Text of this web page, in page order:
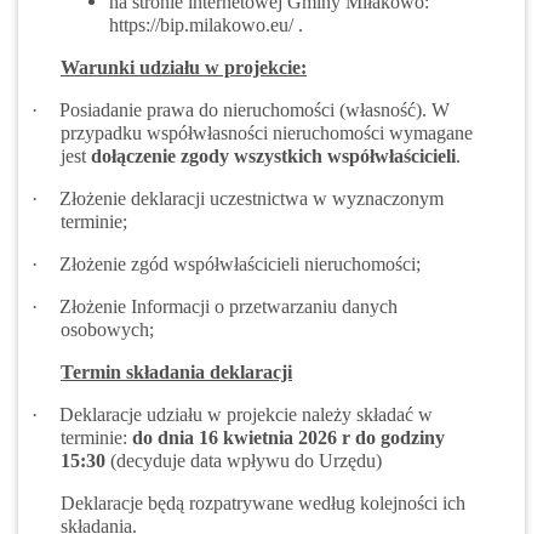
https://bip.milakowo.eu/ .
Warunki udziału w projekcie:
·
Posiadanie prawa do nieruchomości (własność). W
przypadku współwłasności nieruchomości wymagane
jest dołączenie zgody wszystkich współwłaścicieli.
·
Złożenie deklaracji uczestnictwa w wyznaczonym
terminie;
· Złożenie zgód współwłaścicieli nieruchomości;
·
Złożenie Informacji o przetwarzaniu danych
osobowych;
Termin składania deklaracji
·
Deklaracje udziału w projekcie należy składać w
terminie: do dnia 16 kwietnia 2026 r do godziny
15:30 (decyduje data wpływu do Urzędu)
Deklaracje będą rozpatrywane według kolejności ich
składania.